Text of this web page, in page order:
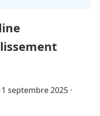
septembre 2025 ·